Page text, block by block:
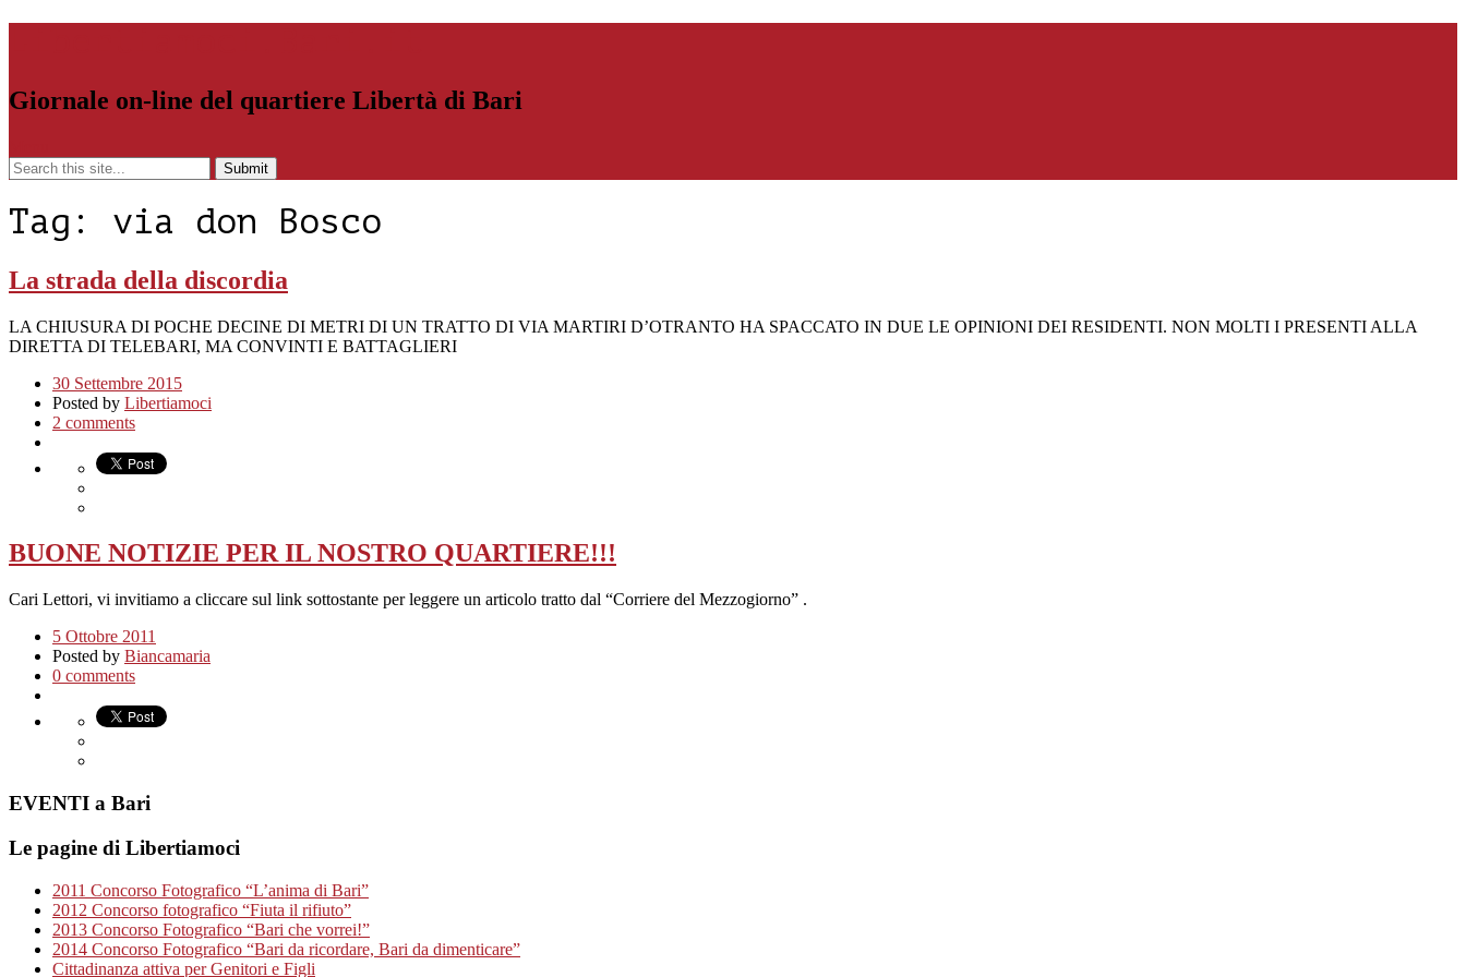
Giornale on-line del quartiere Libertà di Bari
Tag: via don Bosco
La strada della discordia
LA CHIUSURA DI POCHE DECINE DI METRI DI UN TRATTO DI VIA MARTIRI D’OTRANTO HA SPACCATO IN DUE LE OPINIONI DEI RESIDENTI. NON MOLTI I PRESENTI ALLA
DIRETTA DI TELEBARI, MA CONVINTI E BATTAGLIERI
30 Settembre 2015
Posted by Libertiamoci
2 comments
BUONE NOTIZIE PER IL NOSTRO QUARTIERE!!!
Cari Lettori, vi invitiamo a cliccare sul link sottostante per leggere un articolo tratto dal “Corriere del Mezzogiorno” .
5 Ottobre 2011
Posted by Biancamaria
0 comments
EVENTI a Bari
Le pagine di Libertiamoci
2011 Concorso Fotografico “L’anima di Bari”
2012 Concorso fotografico “Fiuta il rifiuto”
2013 Concorso Fotografico “Bari che vorrei!”
2014 Concorso Fotografico “Bari da ricordare, Bari da dimenticare”
Cittadinanza attiva per Genitori e Figli